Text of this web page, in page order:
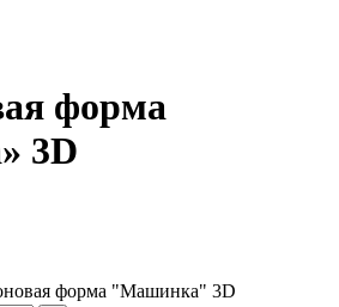
форма
3D
форма "Машинка" 3D